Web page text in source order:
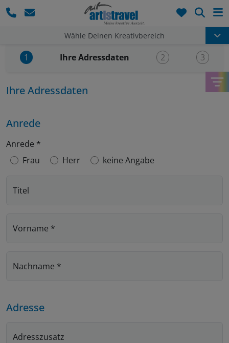
Wähle Deinen Kreativbereich
1 Aktueller Schritt:
Ihre Adressdaten 2 3
Ihre Adressdaten
Anrede
Anrede *
Frau
Herr keine Angabe
Titel
Vorname *
Nachname *
Adresse
Adresszusatz